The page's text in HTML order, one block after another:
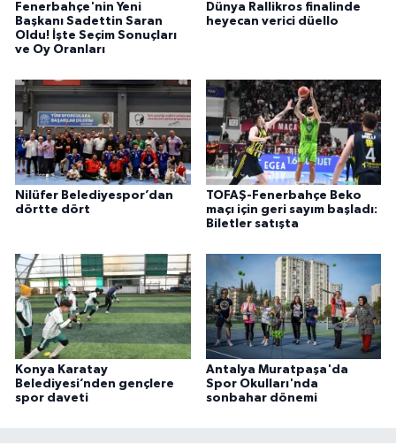
Fenerbahçe'nin Yeni
Başkanı Sadettin Saran
Oldu! İşte Seçim Sonuçları
ve Oy Oranları
Dünya Rallikros finalinde
heyecan verici düello
Nilüfer Belediyespor’dan
dörtte dört
TOFAŞ-Fenerbahçe Beko
maçı için geri sayım başladı:
Biletler satışta
Konya Karatay
Belediyesi’nden gençlere
spor daveti
Antalya Muratpaşa'da
Spor Okulları'nda
sonbahar dönemi